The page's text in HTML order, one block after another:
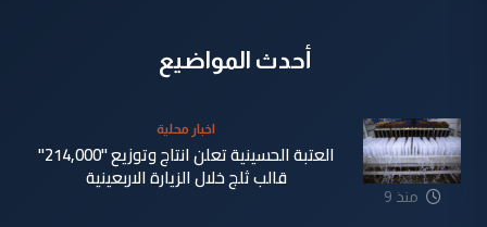
أحدث المواضيع
منذ 9
اخبار محلية
العتبة الحسينية تعلن انتاج وتوزيع "214,000"
قالب ثلج خلال الزيارة الاربعينية